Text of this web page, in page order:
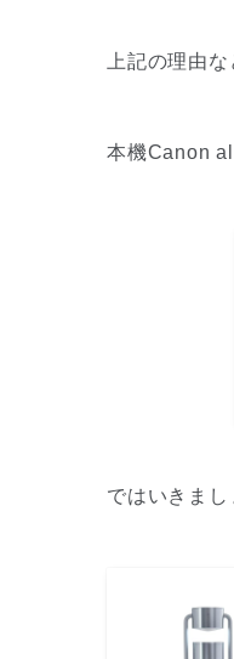
上記の理由
本機Canon
ではいきまし